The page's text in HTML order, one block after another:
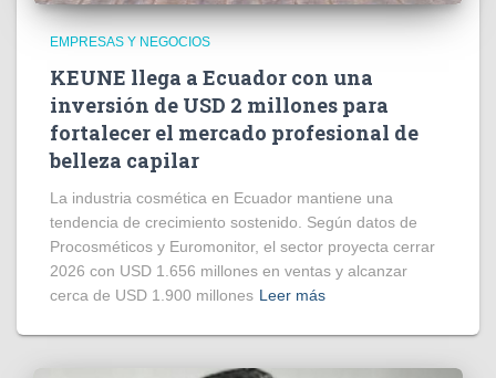
EMPRESAS Y NEGOCIOS
KEUNE llega a Ecuador con una
inversión de USD 2 millones para
fortalecer el mercado profesional de
belleza capilar
La industria cosmética en Ecuador mantiene una
tendencia de crecimiento sostenido. Según datos de
Procosméticos y Euromonitor, el sector proyecta cerrar
2026 con USD 1.656 millones en ventas y alcanzar
cerca de USD 1.900 millones Leer más